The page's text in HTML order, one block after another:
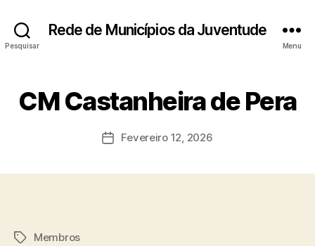
Pesquisar
Rede de Municípios da Juventude
Menu
CM Castanheira de Pera
DataFevereiro 12, 2026
Etiquetas
Membros